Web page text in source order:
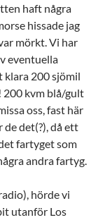
haft några
hissade jag
mörkt. Vi har
eventuella
200 sjömil
200 kvm blå/gult
oss, fast här
de det(?), då ett
fartyget som
andra fartyg.
hörde vi
utanför Los